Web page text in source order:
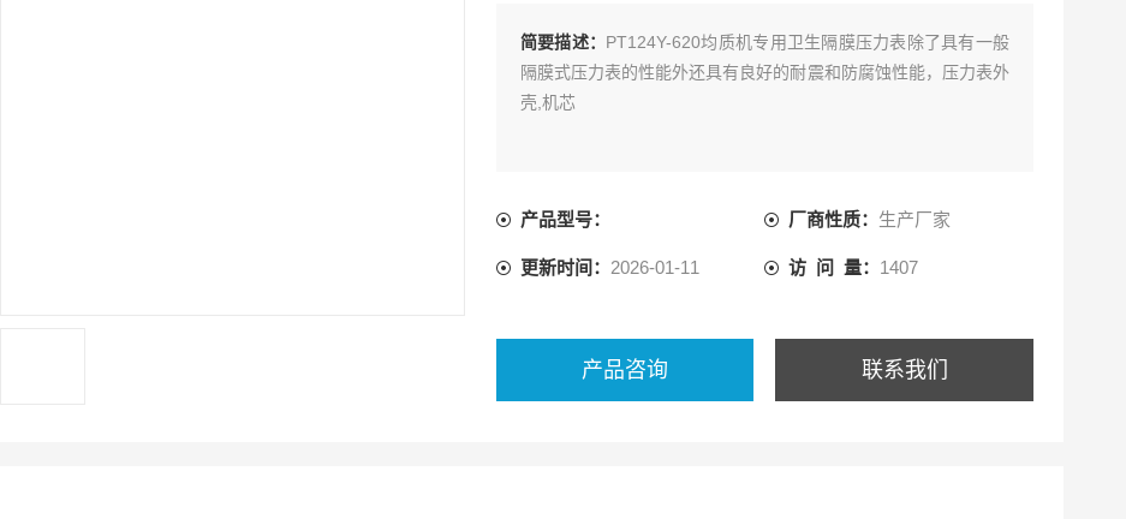
简要描述： PT124Y-620均质机专用卫生隔膜压力表除了具有一般
隔膜式压力表的性能外还具有良好的耐震和防腐蚀性能，压力表外
壳,机芯
产品型号： 厂商性质： 生产厂家
更新时间： 2026-01-11 访 问 量： 1407
产品咨询 联系我们